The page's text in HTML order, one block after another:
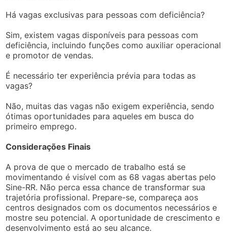
Há vagas exclusivas para pessoas com deficiência?
Sim, existem vagas disponíveis para pessoas com
deficiência, incluindo funções como auxiliar operacional
e promotor de vendas.
É necessário ter experiência prévia para todas as
vagas?
Não, muitas das vagas não exigem experiência, sendo
ótimas oportunidades para aqueles em busca do
primeiro emprego.
Considerações Finais
A prova de que o mercado de trabalho está se
movimentando é visível com as 68 vagas abertas pelo
Sine-RR. Não perca essa chance de transformar sua
trajetória profissional. Prepare-se, compareça aos
centros designados com os documentos necessários e
mostre seu potencial. A oportunidade de crescimento e
desenvolvimento está ao seu alcance.